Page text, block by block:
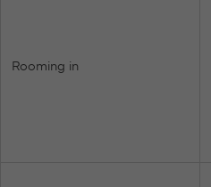
Rooming in